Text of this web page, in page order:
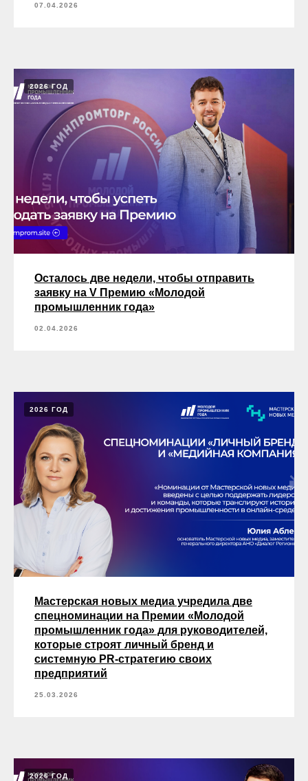
07.04.2026
2026 ГОД
Осталось две недели, чтобы отправить
заявку на V Премию «Молодой
промышленник года»
02.04.2026
2026 ГОД
Мастерская новых медиа учредила две
спецноминации на Премии «Молодой
промышленник года» для руководителей,
которые строят личный бренд и
системную PR-стратегию своих
предприятий
25.03.2026
2026 ГОД